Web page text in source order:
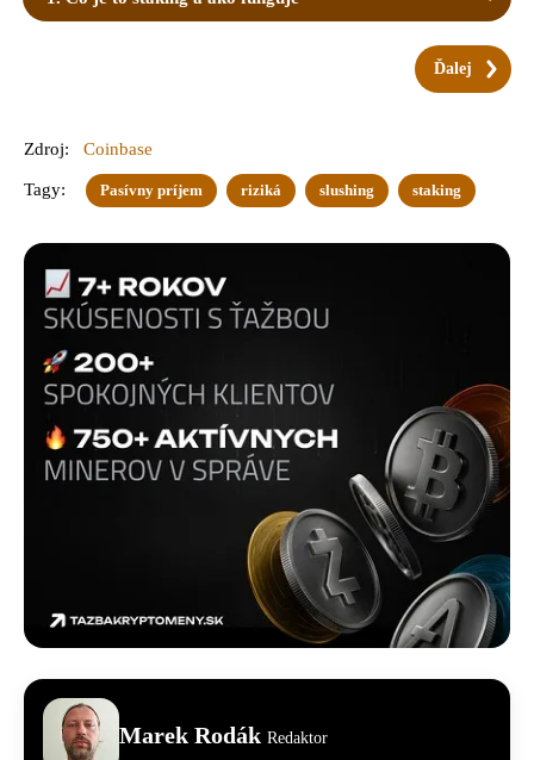
Ďalej
Zdroj: Coinbase
Tagy: Pasívny príjem riziká slushing staking
Marek Rodák Redaktor